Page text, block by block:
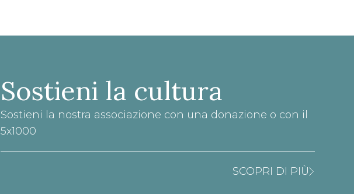
Sostieni la cultura
Sostieni la nostra associazione con una donazione o con il
5x1000
SCOPRI DI PIÙ